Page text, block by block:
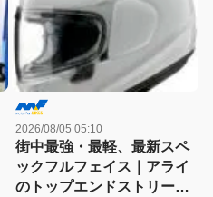
便利！
2026/08/05 05:10
街中最強・最軽、最新スペ
ックフルフェイス｜アライ
のトップエンドストリート